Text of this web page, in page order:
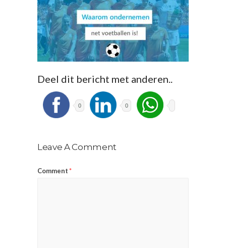
Deel dit bericht met anderen..
0 0
Leave A Comment
Comment*